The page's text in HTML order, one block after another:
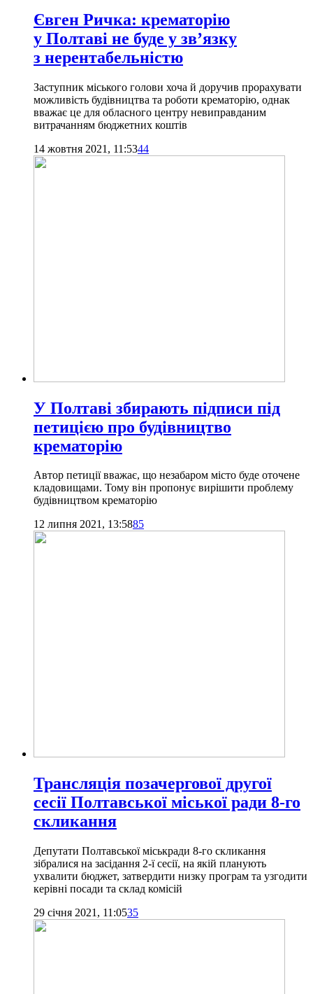
Євген Ричка: крематорію
у Полтаві не буде у зв’язку
з нерентабельністю
Заступник міського голови хоча й доручив прорахувати
можливість будівництва та роботи крематорію, однак
вважає це для обласного центру невиправданим
витрачанням бюджетних коштів
14 жовтня 2021, 11:5344
У Полтаві збирають підписи під
петицією про будівництво
крематорію
Автор петиції вважає, що незабаром місто буде оточене
кладовищами. Тому він пропонує вирішити проблему
будівництвом крематорію
12 липня 2021, 13:5885
Трансляція позачергової другої
сесії Полтавської міської ради 8-го
скликання
Депутати Полтавської міськради 8-го скликання
зібралися на засідання 2-ї сесії, на якій планують
ухвалити бюджет, затвердити низку програм та узгодити
керівні посади та склад комісій
29 січня 2021, 11:0535